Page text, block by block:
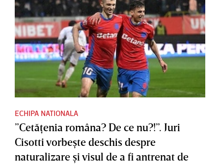
ECHIPA NATIONALA
”Cetăţenia româna? De ce nu?!”. Juri
Cisotti vorbeşte deschis despre
naturalizare şi visul de a fi antrenat de